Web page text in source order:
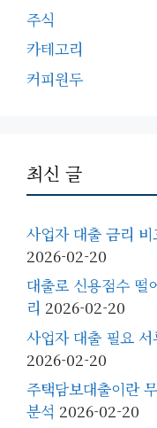
주식
카테고리
커피원두
최신 글
사업자 대출 금리
2026-02-20
대출로 신용점수 떨
리 2026-02-20
사업자 대출 필요
2026-02-20
주택담보대출이란
분석 2026-02-20